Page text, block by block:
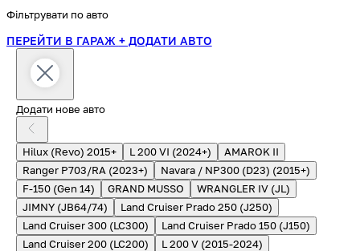
Фільтрувати по авто
ПЕРЕЙТИ В ГАРАЖ + ДОДАТИ АВТО
Додати нове авто
Hilux (Revo) 2015+ L 200 VI (2024+)
AMAROK II
Ranger P703/RA (2023+)
Navara / NP300 (D23) (2015+)
F-150 (Gen 14)
GRAND MUSSO
WRANGLER IV (JL)
JIMNY (JB64/74)
Land Cruiser Prado 250 (J250)
Land Cruiser 300 (LC300)
Land Cruiser Prado 150 (J150)
Land Cruiser 200 (LC200)
L 200 V (2015-2024)